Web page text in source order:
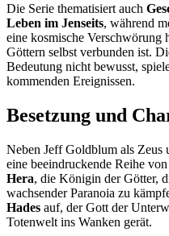
Die Serie thematisiert auch
Leben im Jenseits, während
eine kosmische Verschwörung
Göttern selbst verbunden ist.
Bedeutung nicht bewusst,
kommenden Ereignissen.
Besetzung und
Neben Jeff Goldblum als Zeus
eine beeindruckende Reihe
Hera, die Königin der Götter,
wachsender Paranoia zu
Hades auf, der Gott der
Totenwelt ins Wanken gerät.